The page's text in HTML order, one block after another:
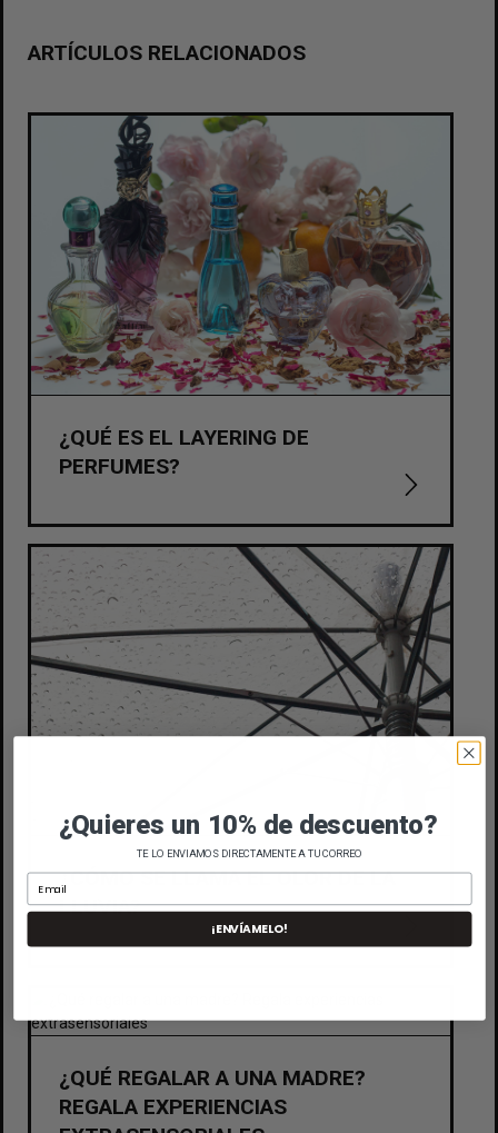
ARTÍCULOS RELACIONADOS
¿QUÉ ES EL LAYERING DE
PERFUMES?
¿CÓMO SE LLAMA EL OLOR DE LA
LLUVIA?
¿QUÉ REGALAR A UNA MADRE?
REGALA EXPERIENCIAS
¿Quieres un 10% de descuento?
TE LO ENVIAMOS DIRECTAMENTE A TU CORREO
¡ENVÍAMELO!